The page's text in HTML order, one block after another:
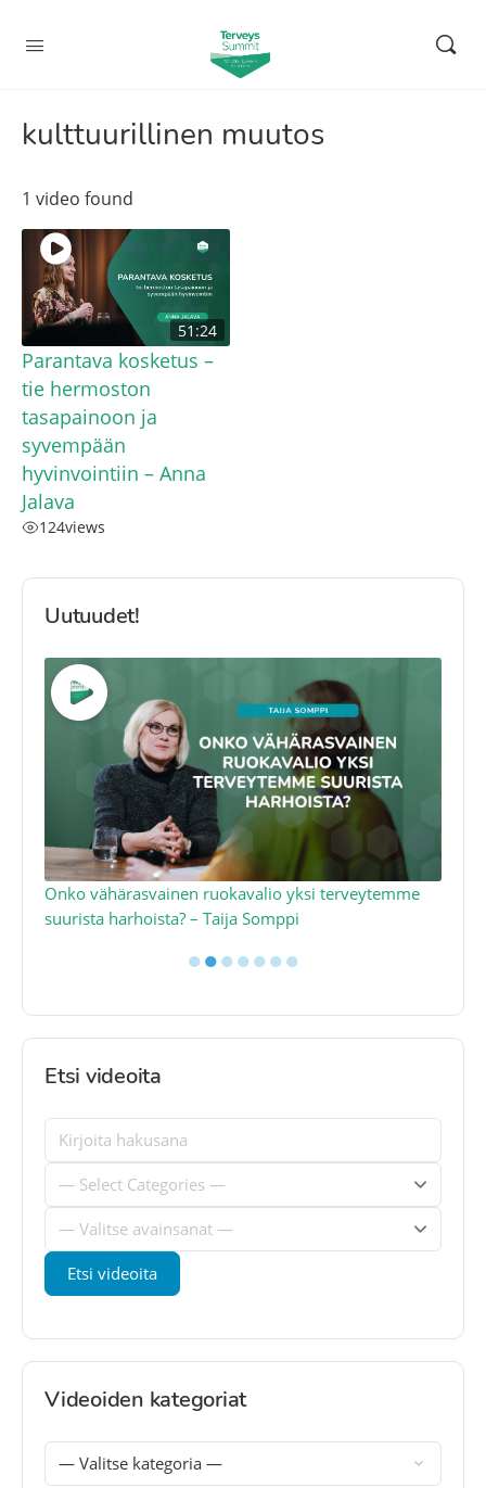
kulttuurillinen muutos
1 video found
51:24
Parantava kosketus –
tie hermoston
tasapainoon ja
syvempään
hyvinvointiin – Anna
Jalava
124views
Uutuudet!
Onko vähärasvainen ruokavalio yksi terveytemme
suurista harhoista? – Taija Somppi
●●●●●●●
Etsi videoita
Videoiden kategoriat